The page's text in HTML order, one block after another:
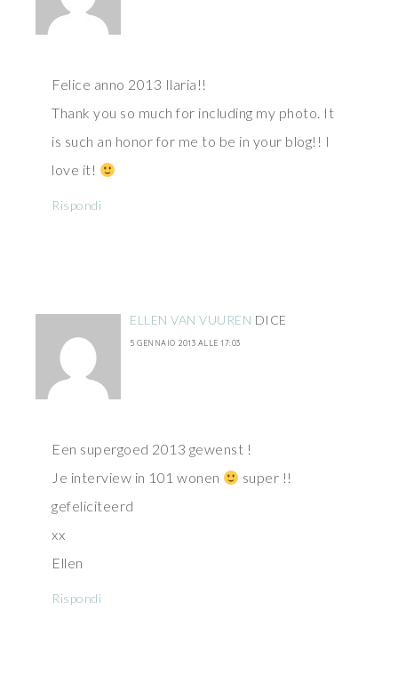
Felice anno 2013 Ilaria!!
Thank you so much for including my photo. It
is such an honor for me to be in your blog!! I
love it!
Rispondi
ELLEN VAN VUUREN DICE
5 GENNAIO 2013 ALLE 17:03
Een supergoed 2013 gewenst !
Je interview in 101 wonen
super !!
gefeliciteerd
xx
Ellen
Rispondi